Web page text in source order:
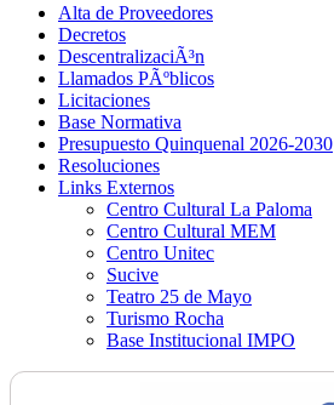
Alta de Proveedores
Decretos
DescentralizaciÃ³n
Llamados PÃºblicos
Licitaciones
Base Normativa
Presupuesto Quinquenal 2026-2030
Resoluciones
Links Externos
Centro Cultural La Paloma
Centro Cultural MEM
Centro Unitec
Sucive
Teatro 25 de Mayo
Turismo Rocha
Base Institucional IMPO